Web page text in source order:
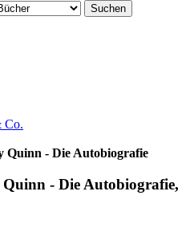
Suchen
Co.
Quinn - Die Autobiografie
- Die Autobiografie,